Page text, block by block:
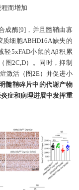
程而增加
成酶[9]，并且髓鞘由寡
细胞ABHD16A缺失的
轻5xFAD小鼠的Aβ积累
图2C,D）。同时，抑制
激活（图2E）并促进小
髓鞘碎片中的代谢产物
症和病理进展中发挥重